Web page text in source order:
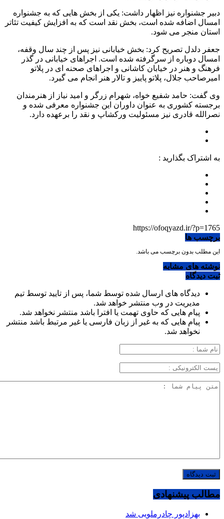
دبیر جشنواره نیز اظهار داشت: یکی از بخش هایی که به جشنواره
امسال اضافه شده است، بخش نقد است که به افزایش کیفیت تئاتر
استان منجر می شود.
جعفر دلدل تصریح کرد: بخش خیابانی نیز پس از چند سال وقفه،
امسال دوباره از سرگرفته شده است. اجراهای خیابانی در گذر
فرهنگ و هنر در خیابان کاشانی و اجراهای صحنه ای در پلاتو
امیرصاحب جلال، پلاتو پاییز و تالار هنر انجام می گیرد.
وی گفت: حامد شفیع خواه، شهرام زرگر و امید نیاز از هنرمندان
برجسته کشوری به عنوان داوران این جشنواره معرفی شده و
نصرالله قادری نیز مسئولیت ورکشاپ و نقد را برعهده دارد.
به اشتراک بگذارید :
https://ofoqyazd.ir/?p=1765
برچسب ها
این مطلب بدون برچسب می باشد.
نوشته های مشابه
ثبت دیدگاه
دیدگاه های ارسال شده توسط شما، پس از تایید توسط تیم
مدیریت در وب منتشر خواهد شد.
پیام هایی که حاوی تهمت یا افترا باشد منتشر نخواهد شد.
پیام هایی که به غیر از زبان فارسی یا غیر مرتبط باشد منتشر
نخواهد شد.
مطالب پیشنهادی
بهزادپور چادرملویی شد